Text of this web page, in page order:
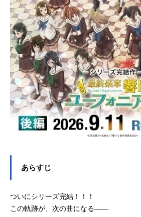
あらすじ
ついにシリーズ完結！！！
この軌跡が、次の曲になる――